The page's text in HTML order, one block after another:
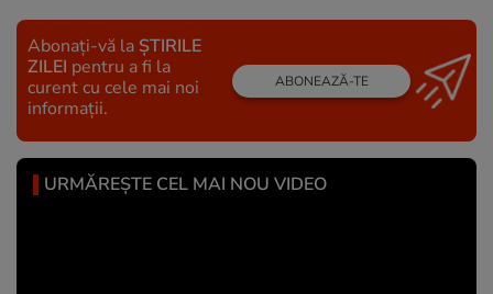
Abonați-vă la ȘTIRILE
ZILEI pentru a fi la
curent cu cele mai noi
informații.
ABONEAZĂ-TE
URMĂREȘTE CEL MAI NOU VIDEO